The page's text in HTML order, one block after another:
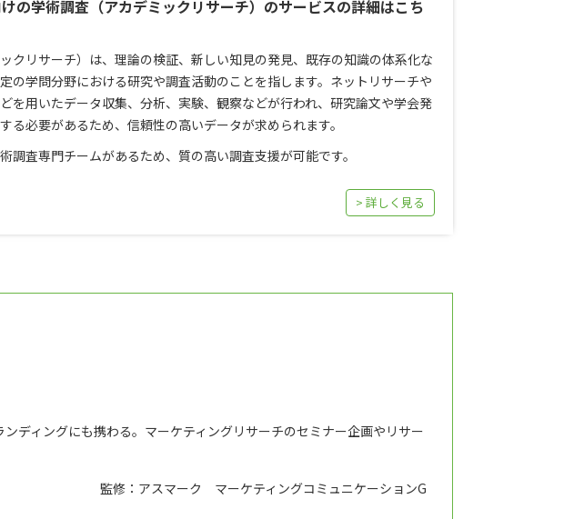
の学術調査（アカデミックリサーチ）のサービスの詳細はこち
クリサーチ）は、理論の検証、新しい知見の発見、既存の知識の体系化な
の学問分野における研究や調査活動のことを指します。ネットリサーチや
を用いたデータ収集、分析、実験、観察などが行われ、研究論文や学会発
る必要があるため、信頼性の高いデータが求められます。
調査専門チームがあるため、質の高い調査支援が可能です。
> 詳しく見る
ディングにも携わる。マーケティングリサーチのセミナー企画やリサー
監修：アスマーク マーケティングコミュニケーションG